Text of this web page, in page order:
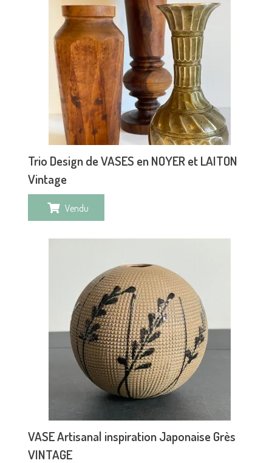
Trio Design de VASES en NOYER et LAITON
Vintage
Vendu
VASE Artisanal inspiration Japonaise Grès
VINTAGE